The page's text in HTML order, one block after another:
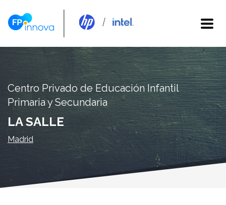
Centro Privado de Educación Infantil
Primaria y Secundaria
LA SALLE
Madrid